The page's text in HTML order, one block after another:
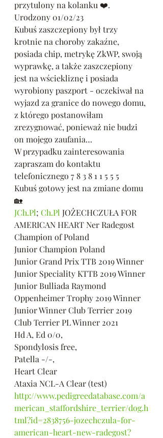
przytulony na kolanku ❤️.
Urodzony 01/02/23
Kubuś zaszczepiony był trzy
krotnie na choroby zakaźne,
posiada chip, metrykę ZkWP, swoją
wyprawkę, a także zaszczepiony
jest na wściekliznę i posiada
wyrobiony paszport - oczekiwał na
wyjazd za granice do nowego domu,
z którego postanowiłam
zrezygnować, ponieważ nie budzi
on mojego zaufania…
W przypadku zainteresowania
zapraszam do kontaktu
telefonicznego 7 8 3 8 1 1 5 5 5
Kubuś gotowy jest na zmiane domu
🏡
JCh.Pl; Ch.Pl JOŻECHCZUŁA FOR
AMERICAN HEART Ner Radegost
Champion of Poland
Junior Champion Poland
Junior Grand Prix TTB 2019 Winner
Junior Speciality KTTB 2019 Winner
Junior Bulliada Raymond
Oppenheimer Trophy 2019 Winner
Junior Winner Club Terrier 2019
Club Terrier PL Winner 2021
Hd A, Ed 0/0,
Spondylosis free,
Patella -/-,
Heart Clear
Ataxia NCL-A Clear (test)
http://www.pedigreedatabase.com/a
merican_staffordshire_terrier/dog.h
tml?id=2838756-jozechczula-for-
american-heart-new-radegost?